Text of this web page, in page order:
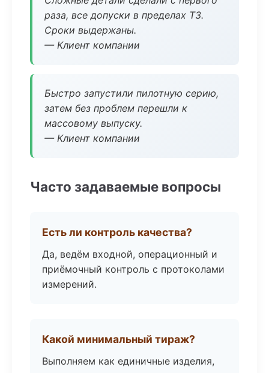
раза, все допуски в пределах ТЗ.
Сроки выдержаны.
— Клиент компании
Быстро запустили пилотную серию,
затем без проблем перешли к
массовому выпуску.
— Клиент компании
Часто задаваемые вопросы
Есть ли контроль качества?
Да, ведём входной, операционный и
приёмочный контроль с протоколами
измерений.
Какой минимальный тираж?
Выполняем как единичные изделия,